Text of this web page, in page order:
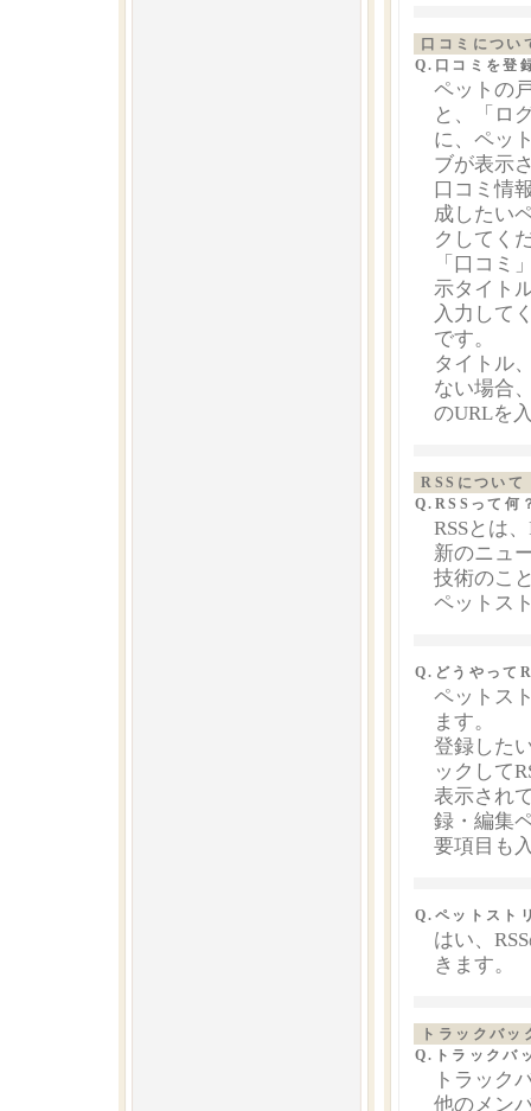
口コミについ
Q.口コミを登
ペットの
と、「ロ
に、ペッ
ブが表示
口コミ情
成したい
クしてく
「口コミ
示タイト
入力して
です。
タイトル
ない場合
のURLを
RSSについて
Q.RSSって何
RSSとは
新のニュ
技術のこ
ペットス
Q.どうやって
ペットス
ます。
登録した
ックして
表示され
録・編集
要項目も
Q.ペットスト
はい、
きます。
トラックバッ
Q.トラックバ
トラック
他のメン